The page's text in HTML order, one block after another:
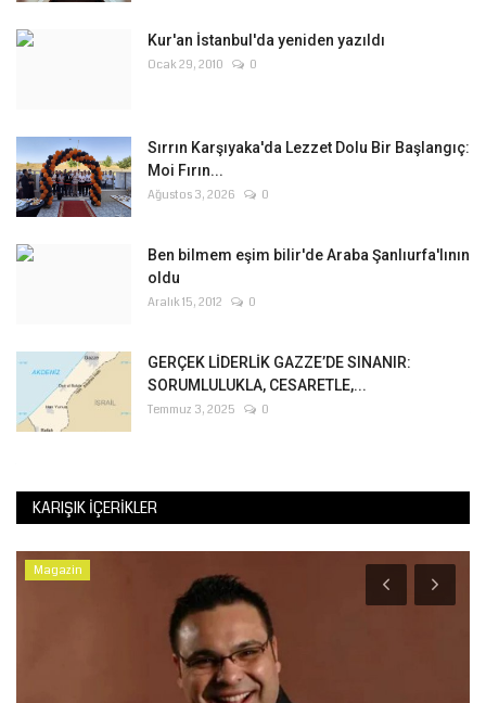
Kur'an İstanbul'da yeniden yazıldı
Ocak 29, 2010 0
Sırrın Karşıyaka'da Lezzet Dolu Bir Başlangıç:
Moi Fırın...
Ağustos 3, 2026 0
Ben bilmem eşim bilir'de Araba Şanlıurfa'lının
oldu
Aralık 15, 2012 0
GERÇEK LİDERLİK GAZZE’DE SINANIR:
SORUMLULUKLA, CESARETLE,...
Temmuz 3, 2025 0
KARIŞIK İÇERIKLER
Magazin